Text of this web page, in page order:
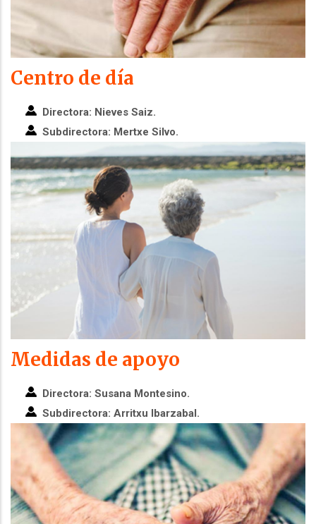
Centro de día
Directora: Nieves Saiz.
Subdirectora: Mertxe Silvo.
Medidas de apoyo
Directora: Susana Montesino.
Subdirectora: Arritxu Ibarzabal.